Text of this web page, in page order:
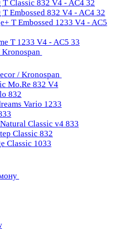
Classic 832 V4 - AC4 32
Embossed 832 V4 - AC4 32
T Embossed 1233 V4 - AC5
T 1233 V4 - AC5 33
/ Kronospan
Mo.Re 832 V4
832
Vario 1233
Classic v4 833
Classic 832
Classic 1033